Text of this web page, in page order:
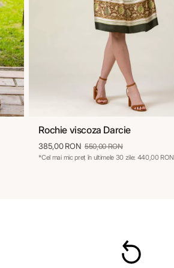
36 38 40 42
Rochie viscoza Darcie
385,00 RON 550,00 RON
*Cel mai mic preț în ultimele 30 zile: 440,00 RON